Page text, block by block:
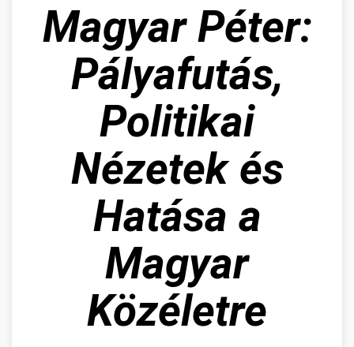
Magyar Péter:
Pályafutás,
Politikai
Nézetek és
Hatása a
Magyar
Közéletre